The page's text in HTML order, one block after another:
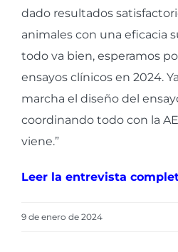
dado resultados
animales con una eficacia
todo va bien, esperamos
ensayos clínicos en 2024.
marcha el diseño del
coordinando todo con la
viene.”
Leer la entrevista
9 de enero de 2024